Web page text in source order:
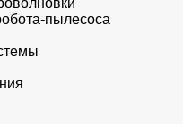
пылесоса